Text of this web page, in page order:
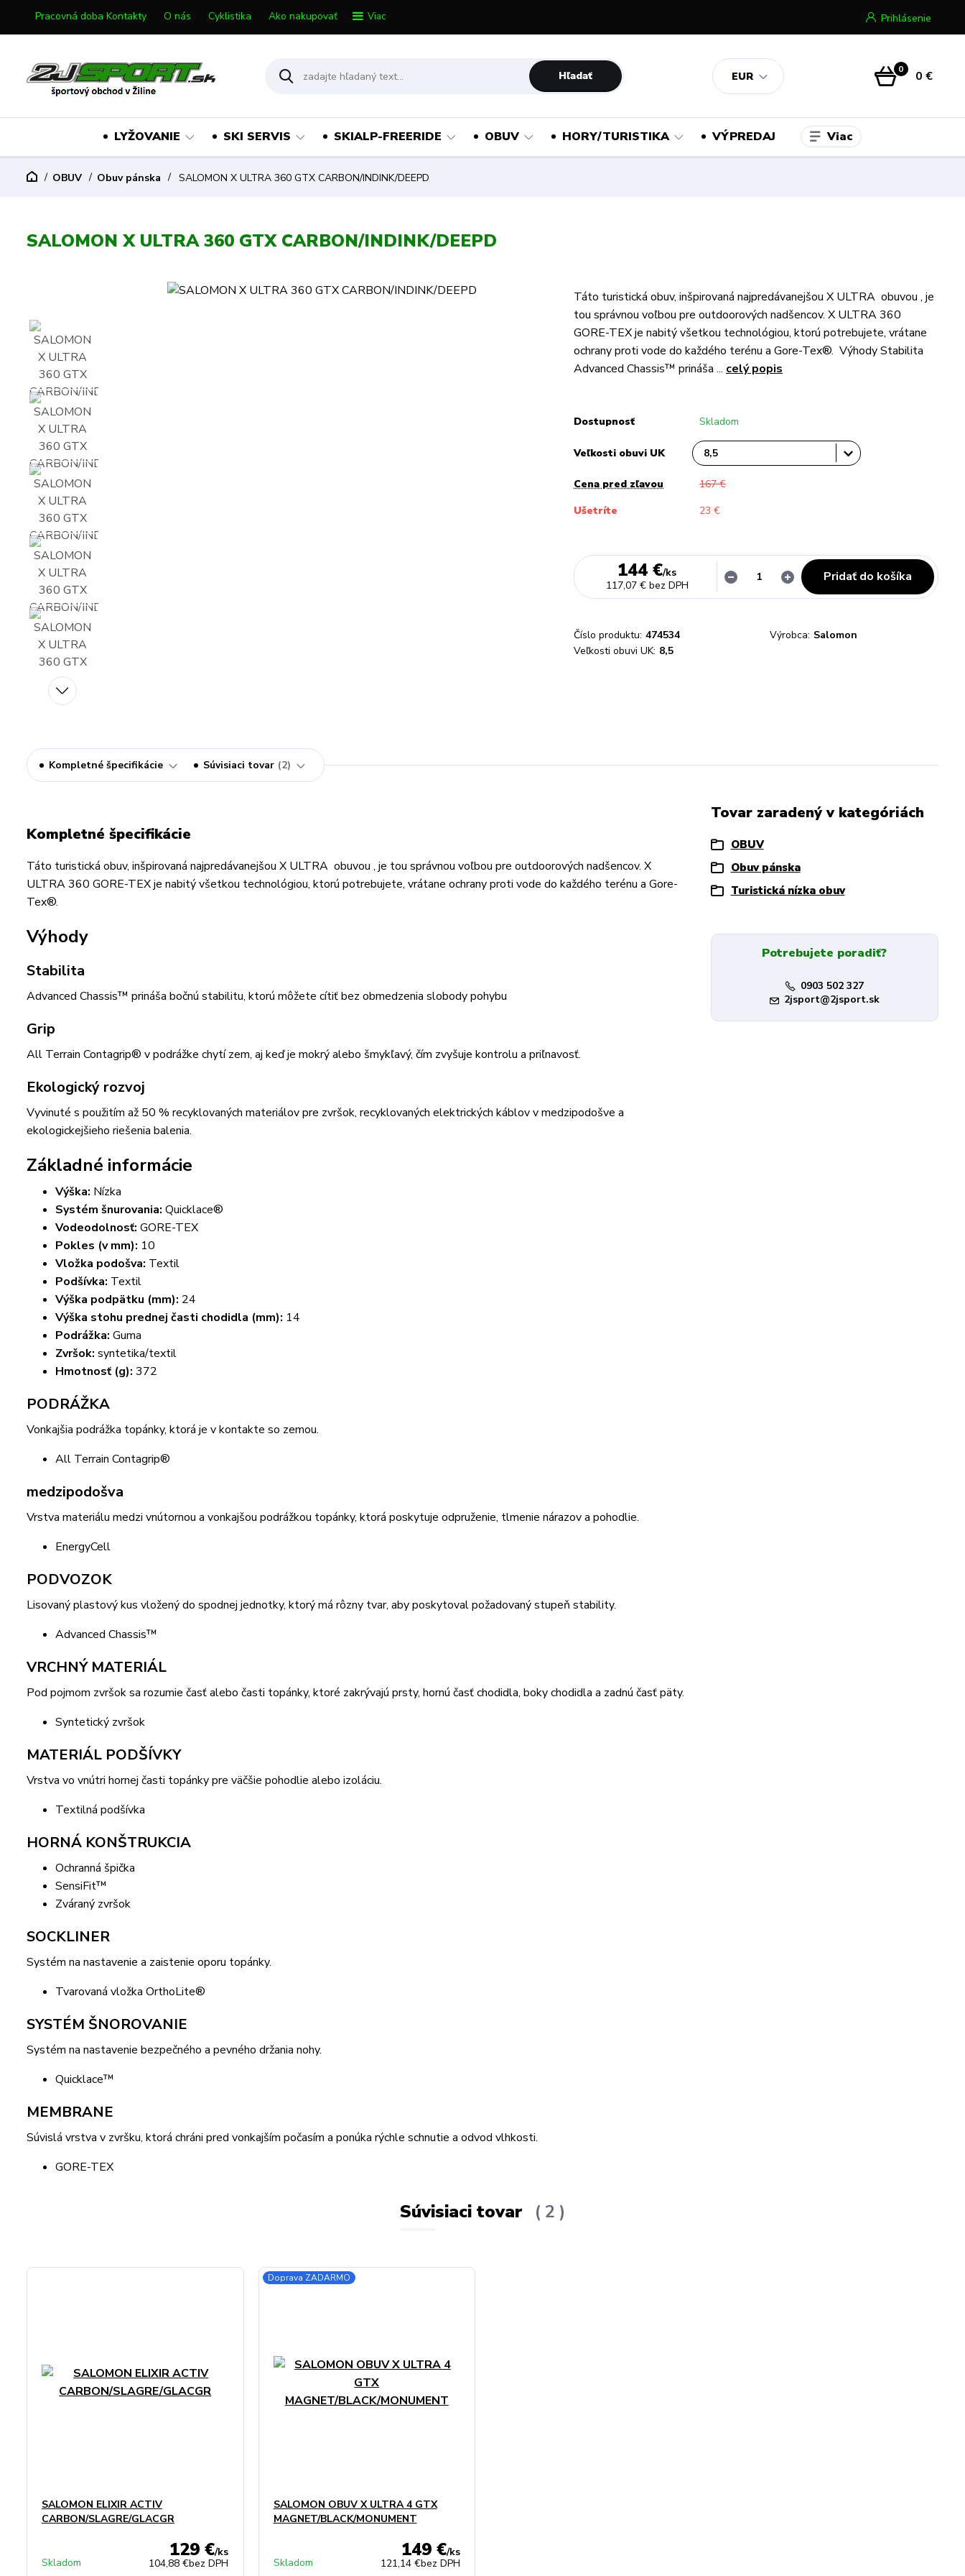
Pracovná doba Kontakty O nás Cyklistika Ako nakupovať Viac
EUR
Prihlásenie
Hľadať 0 0 €
LYŽOVANIE SKI SERVIS SKIALP-FREERIDE OBUV HORY/TURISTIKA VÝPREDAJ Viac
OBUV Obuv pánska SALOMON X ULTRA 360 GTX CARBON/INDINK/DEEPD
SALOMON X ULTRA 360 GTX CARBON/INDINK/DEEPD
Táto turistická obuv, inšpirovaná najpredávanejšou X ULTRA obuvou , je
tou správnou voľbou pre outdoorových nadšencov. X ULTRA 360
GORE-TEX je nabitý všetkou technológiou, ktorú potrebujete, vrátane
ochrany proti vode do každého terénu a Gore-Tex®. Výhody Stabilita
Advanced Chassis™ prináša ... celý popis
Dostupnosť Skladom
Veľkosti obuvi UK
Cena pred zľavou
167 €
Ušetríte
23 €
144 €/ks
117,07 € bez DPH
Pridať do košíka
Číslo produktu: 474534 Výrobca: Salomon
Veľkosti obuvi UK: 8,5
Kompletné špecifikácie Súvisiaci tovar 2
Kompletné špecifikácie
Táto turistická obuv, inšpirovaná najpredávanejšou X ULTRA obuvou , je tou správnou voľbou pre outdoorových nadšencov. X
ULTRA 360 GORE-TEX je nabitý všetkou technológiou, ktorú potrebujete, vrátane ochrany proti vode do každého terénu a Gore-
Tex®.
Výhody
Stabilita
Advanced Chassis™ prináša bočnú stabilitu, ktorú môžete cítiť bez obmedzenia slobody pohybu
Grip
All Terrain Contagrip® v podrážke chytí zem, aj keď je mokrý alebo šmykľavý, čím zvyšuje kontrolu a priľnavosť.
Ekologický rozvoj
Vyvinuté s použitím až 50 % recyklovaných materiálov pre zvršok, recyklovaných elektrických káblov v medzipodošve a
ekologickejšieho riešenia balenia.
Základné informácie
Výška: Nízka
Systém šnurovania: Quicklace®
Vodeodolnosť: GORE-TEX
Pokles (v mm): 10
Vložka podošva: Textil
Podšívka: Textil
Výška podpätku (mm): 24
Výška stohu prednej časti chodidla (mm): 14
Podrážka: Guma
Zvršok: syntetika/textil
Hmotnosť (g): 372
PODRÁŽKA
Vonkajšia podrážka topánky, ktorá je v kontakte so zemou.
All Terrain Contagrip®
medzipodošva
Vrstva materiálu medzi vnútornou a vonkajšou podrážkou topánky, ktorá poskytuje odpruženie, tlmenie nárazov a pohodlie.
EnergyCell
PODVOZOK
Lisovaný plastový kus vložený do spodnej jednotky, ktorý má rôzny tvar, aby poskytoval požadovaný stupeň stability.
Advanced Chassis™
VRCHNÝ MATERIÁL
Pod pojmom zvršok sa rozumie časť alebo časti topánky, ktoré zakrývajú prsty, hornú časť chodidla, boky chodidla a zadnú časť päty.
Syntetický zvršok
MATERIÁL PODŠÍVKY
Vrstva vo vnútri hornej časti topánky pre väčšie pohodlie alebo izoláciu.
Textilná podšívka
HORNÁ KONŠTRUKCIA
Ochranná špička
SensiFit™
Zváraný zvršok
SOCKLINER
Systém na nastavenie a zaistenie oporu topánky.
Tvarovaná vložka OrthoLite®
SYSTÉM ŠNOROVANIE
Systém na nastavenie bezpečného a pevného držania nohy.
Quicklace™
MEMBRANE
Súvislá vrstva v zvršku, ktorá chráni pred vonkajším počasím a ponúka rýchle schnutie a odvod vlhkosti.
GORE-TEX
Tovar zaradený v kategóriách
OBUV
Obuv pánska
Turistická nízka obuv
Potrebujete poradiť?
0903 502 327
2jsport@2jsport.sk
Súvisiaci tovar 2
SALOMON ELIXIR ACTIV
CARBON/SLAGRE/GLACGR
129 €/ks
104,88 €bez DPH
Skladom
Doprava ZADARMO
SALOMON OBUV X ULTRA 4 GTX
MAGNET/BLACK/MONUMENT
149 €/ks
121,14 €bez DPH
Skladom